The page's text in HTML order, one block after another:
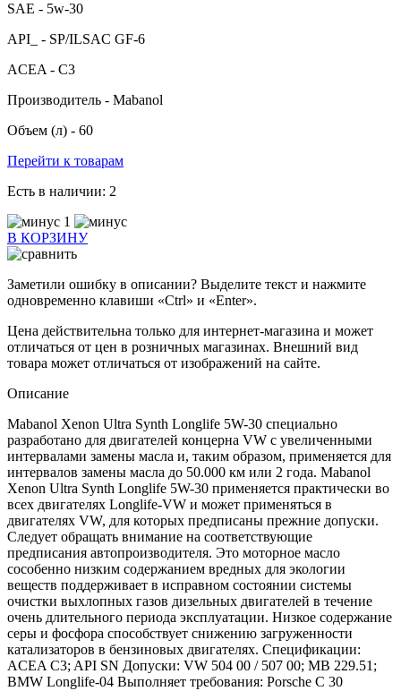
SAE - 5w-30
API_ - SP/ILSAC GF-6
ACEA - C3
Производитель - Mabanol
Объем (л) - 60
Перейти к товарам
Есть в наличии: 2
1
В КОРЗИНУ
Заметили ошибку в описании? Выделите текст и нажмите
одновременно клавиши «Ctrl» и «Enter».
Цена действительна только для интернет-магазина и может
отличаться от цен в розничных магазинах. Внешний вид
товара может отличаться от изображений на сайте.
Описание
Mabanol Xenon Ultra Synth Longlife 5W-30 специально
разработано для двигателей концерна VW с увеличенными
интервалами замены масла и, таким образом, применяется для
интервалов замены масла до 50.000 км или 2 года. Mabanol
Xenon Ultra Synth Longlife 5W-30 применяется практически во
всех двигателях Longlife-VW и может применяться в
двигателях VW, для которых предписаны прежние допуски.
Следует обращать внимание на соответствующие
предписания автопроизводителя. Это моторное масло
сособенно низким содержанием вредных для экологии
веществ поддерживает в исправном состоянии системы
очистки выхлопных газов дизельных двигателей в течение
очень длительного периода эксплуатации. Низкое содержание
серы и фосфора способствует снижению загруженности
катализаторов в бензиновых двигателях. Спецификации:
ACEA C3; API SN Допуски: VW 504 00 / 507 00; MB 229.51;
BMW Longlife-04 Выполняет требования: Porsche C 30